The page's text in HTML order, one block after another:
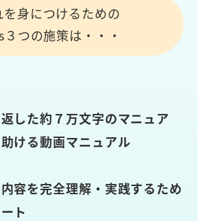
を身につけるための
つの施策は・・・
した約７万文字のマニュア
ける動画マニュアル
容を完全理解・実践するため
ト